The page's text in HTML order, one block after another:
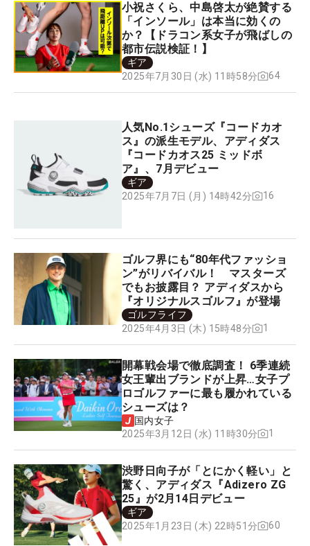
小祝さくら、中島啓太が絶賛する
「インソール」は本当に効くの
か？【ドラコン系女子が飛ばしの
都市伝説検証！】
ギア
2025年7月30日 (水) 11時58分
64
人気No.1シューズ『コードカオ
ス』の派生モデル、アディダス
『コードカオス25 ミッドボ
ア』、7月デビュー
ギア
2025年7月7日 (月) 14時42分
16
ゴルフ界にも“80年代ファッショ
ン”がリバイバル！ マスターズ
でもお披露目？ アディダスから
『オリジナルスゴルフ』が登場
ゴルフライフ
2025年4月3日 (木) 15時48分
1
開幕戦会場で徹底調査！ 6季連続
女王輩出ブランドが上昇…女子プ
ロゴルファーに最も履かれている
シューズは？
国内女子
2025年3月12日 (水) 11時30分
1
渋野日向子が「とにかく軽い」と
驚く、アディダス『Adizero ZG
25』が2月14日デビュー
ギア
2025年1月23日 (木) 22時51分
60